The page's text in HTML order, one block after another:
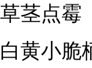
草茎点霉
白黄小脆